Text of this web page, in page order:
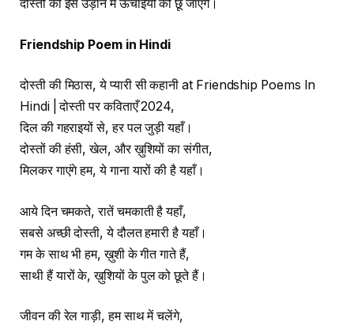
दोस्ती की इस उड़ान में ऊँचाईयों को छू जाएंगे।
Friendship Poem in Hindi
दोस्ती की मिठास, ये प्यारी सी कहानी at Friendship Poems In
Hindi | दोस्ती पर कविताएँ 2024,
दिल की गहराइयों से, हर पल जुड़ी यहाँ।
दोस्तों की हंसी, खेल, और ख़ुशियों का संगीत,
मिलकर गाएंगे हम, ये गाना यारों की है यहाँ।
आये दिन चमकते, रातें चमकाती है यहाँ,
सबसे अच्छी दोस्ती, ये दौलत हमारी है यहाँ।
गम के साथ भी हम, ख़ुशी के गीत गाते हैं,
साथी हैं यारों के, ख़ुशियों के पुल को छूते हैं।
जीवन की रेल गाड़ी, हम साथ में चलेंगे,